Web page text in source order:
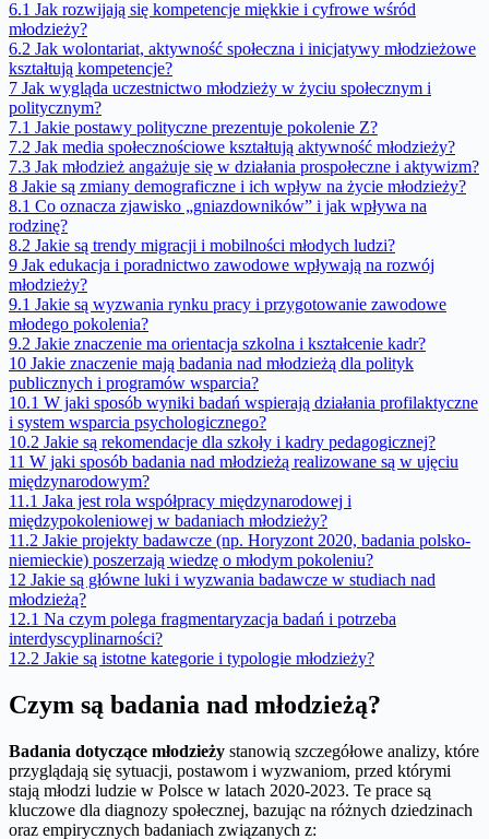
6.1 Jak rozwijają się kompetencje miękkie i cyfrowe wśród
młodzieży?
6.2 Jak wolontariat, aktywność społeczna i inicjatywy młodzieżowe
kształtują kompetencje?
7 Jak wygląda uczestnictwo młodzieży w życiu społecznym i
politycznym?
7.1 Jakie postawy polityczne prezentuje pokolenie Z?
7.2 Jak media społecznościowe kształtują aktywność młodzieży?
7.3 Jak młodzież angażuje się w działania prospołeczne i aktywizm?
8 Jakie są zmiany demograficzne i ich wpływ na życie młodzieży?
8.1 Co oznacza zjawisko „gniazdowników” i jak wpływa na
rodzinę?
8.2 Jakie są trendy migracji i mobilności młodych ludzi?
9 Jak edukacja i poradnictwo zawodowe wpływają na rozwój
młodzieży?
9.1 Jakie są wyzwania rynku pracy i przygotowanie zawodowe
młodego pokolenia?
9.2 Jakie znaczenie ma orientacja szkolna i kształcenie kadr?
10 Jakie znaczenie mają badania nad młodzieżą dla polityk
publicznych i programów wsparcia?
10.1 W jaki sposób wyniki badań wspierają działania profilaktyczne
i system wsparcia psychologicznego?
10.2 Jakie są rekomendacje dla szkoły i kadry pedagogicznej?
11 W jaki sposób badania nad młodzieżą realizowane są w ujęciu
międzynarodowym?
11.1 Jaka jest rola współpracy międzynarodowej i
międzypokoleniowej w badaniach młodzieży?
11.2 Jakie projekty badawcze (np. Horyzont 2020, badania polsko-
niemieckie) poszerzają wiedzę o młodym pokoleniu?
12 Jakie są główne luki i wyzwania badawcze w studiach nad
młodzieżą?
12.1 Na czym polega fragmentaryzacja badań i potrzeba
interdyscyplinarności?
12.2 Jakie są istotne kategorie i typologie młodzieży?
Czym są badania nad młodzieżą?
Badania dotyczące młodzieży stanowią szczegółowe analizy, które
przyglądają się sytuacji, postawom i wyzwaniom, przed którymi
stają młodzi ludzie w Polsce w latach 2020-2023. Te prace są
kluczowe dla diagnozy społecznej, bazując na różnych dziedzinach
oraz empirycznych badaniach związanych z: